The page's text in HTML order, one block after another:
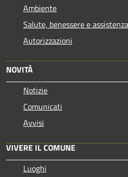
Ambiente
Salute, benessere e assistenza
Autorizzazioni
NOVITÀ
Notizie
Comunicati
Avvisi
VIVERE IL COMUNE
Luoghi